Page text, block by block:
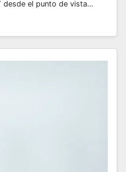
desde el punto de vista…